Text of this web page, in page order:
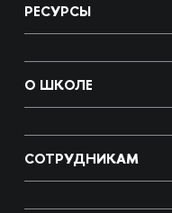
РЕСУРСЫ
О ШКОЛЕ
СОТРУДНИКАМ